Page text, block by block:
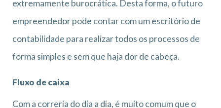
extremamente burocrática. Desta forma, o futuro
empreendedor pode contar com um escritório de
contabilidade para realizar todos os processos de
forma simples e sem que haja dor de cabeça.
Fluxo de caixa
Com a correria do dia a dia, é muito comum que o